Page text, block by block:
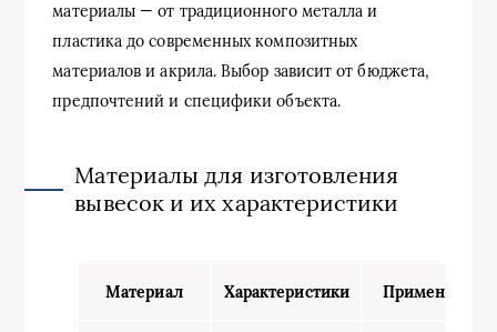
материалы — от традиционного металла и
пластика до современных композитных
материалов и акрила. Выбор зависит от бюджета,
предпочтений и специфики объекта.
Материалы для изготовления
вывесок и их характеристики
Материал Характеристики Применение